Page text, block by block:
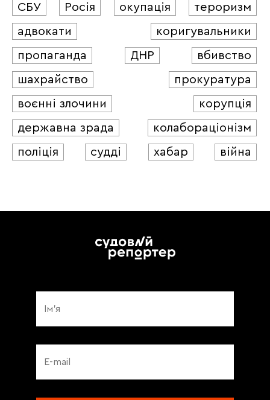
СБУ
Росія окупація
тероризм
адвокати
коригувальники
пропаганда
ДНР
вбивство
шахрайство
прокуратура
воєнні злочини
корупція
державна зрада
колабораціонізм
поліція
судді хабар війна